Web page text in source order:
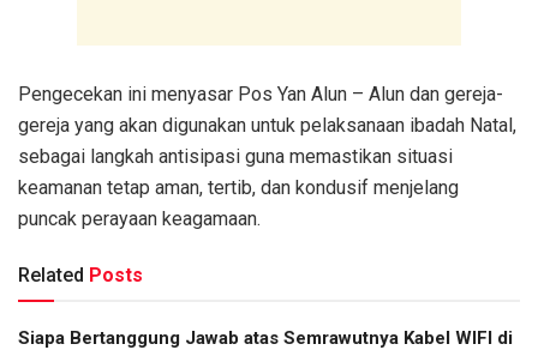
Pengecekan ini menyasar Pos Yan Alun – Alun dan gereja-
gereja yang akan digunakan untuk pelaksanaan ibadah Natal,
sebagai langkah antisipasi guna memastikan situasi
keamanan tetap aman, tertib, dan kondusif menjelang
puncak perayaan keagamaan.
Related Posts
Siapa Bertanggung Jawab atas Semrawutnya Kabel WIFI di